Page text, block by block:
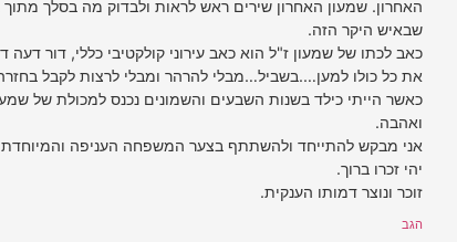
האחרון. שמעון האחרון שירים ראש לראות ולבדוק מה בסלך
שבאיש היקר הזה.
כאב לכתו של שמעון ז"ל הוא כאב עירוני קולקטיבי כללי, דור
את כל כולו למען….בשביל…מבלי להרהר ומבלי לרצות לקבל
כאשר הייתי כילד בשנות השבעים והשמונים נכנס למכולת של
ואהבה.
אני מבקש להתייחד ולהשתתף בצער המשפחה העניפה והמיוחדת
יהי זכרו ברוך.
זוכר ונוצר דמותו הענקית.
הגב